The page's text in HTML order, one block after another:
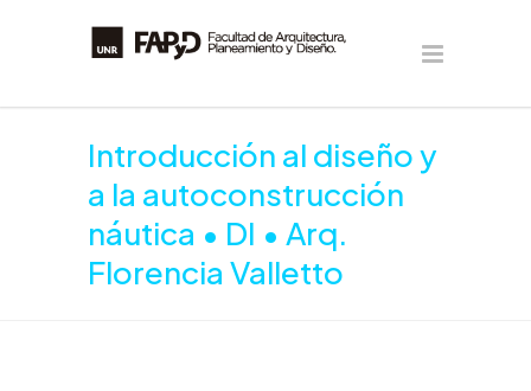
Introducción al diseño y
a la autoconstrucción
náutica • DI • Arq.
Florencia Valletto